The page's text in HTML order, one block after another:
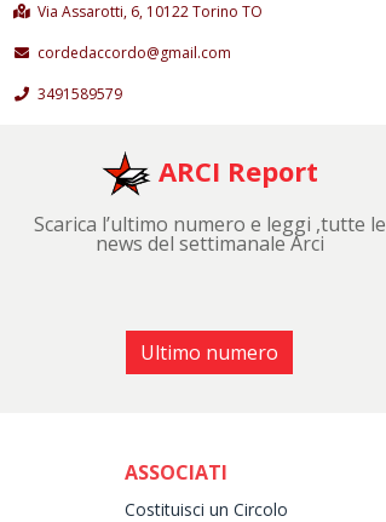
Via Assarotti, 6, 10122 Torino TO
cordedaccordo@gmail.com
3491589579
ARCI Report
Scarica l’ultimo numero e leggi ,tutte le
news del settimanale Arci
Ultimo numero
ASSOCIATI
Costituisci un Circolo